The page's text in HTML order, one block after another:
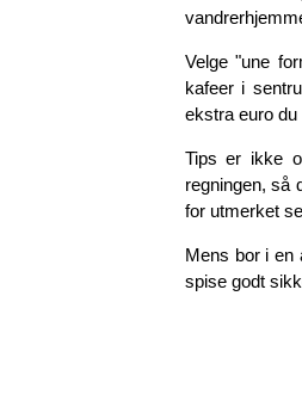
Velge "une
kafeer i
ekstra euro
Tips er ikke
regningen, så
for utmerket
Mens bor i en
spise godt